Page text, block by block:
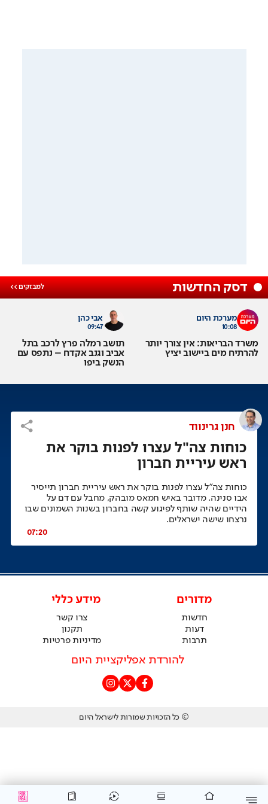
דסק החדשות
מערכת היום
10:08
משרד הבריאות: אין צורך יותר
להרתיח מים ביישוב יציץ
אבי כהן
09:47
תושב רמלה פרץ לרכב בתל
אביב וגנב אקדח – נתפס עם
הנשק ביפו
כוחות צה"ל עצרו לפנות בוקר את
ראש עיריית חברון
חנן גרינווד
07:20
כוחות צה"ל עצרו לפנות בוקר את ראש עיריית חברון תייסיר
אבו סנינה. מדובר באיש חמאס מובהק, מחבל עם דם על
הידיים שהיה שותף לפיגוע קשה בחברון בשנות השמונים שבו
נרצחו שישה ישראלים.
מדורים
חדשות
דעות
תרבות
מידע כללי
צרו קשר
תקנון
מדיניות פרטיות
להורדת אפליקציית היום
© כל הזכויות שמורות לישראל היום